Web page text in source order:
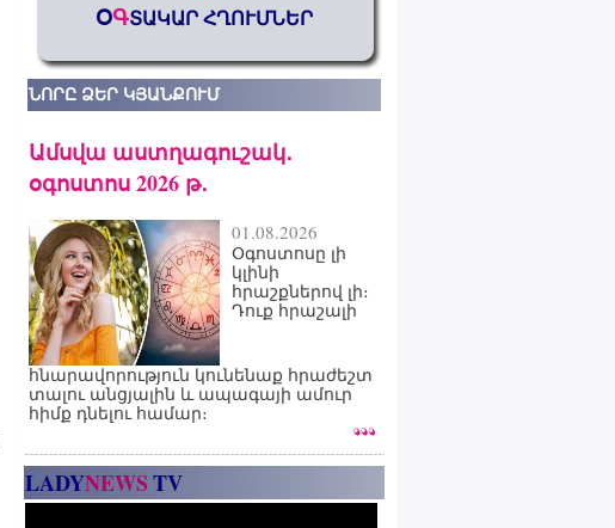
ՕԳՏԱԿԱՐ ՀՂՈՒՄՆԵՐ
ՆՈՐԸ ՁԵՐ ԿՅԱՆՔՈՒՄ
Ամսվա աստղագուշակ․
օգոստոս 2026 թ․
01.08.2026
Օգոստոսը լի
կլինի
հրաշքներով լի։
Դուք հրաշալի
հնարավորություն կունենաք հրաժեշտ
տալու անցյալին և ապագայի ամուր
հիմք դնելու համար։
LADYNEWSTV